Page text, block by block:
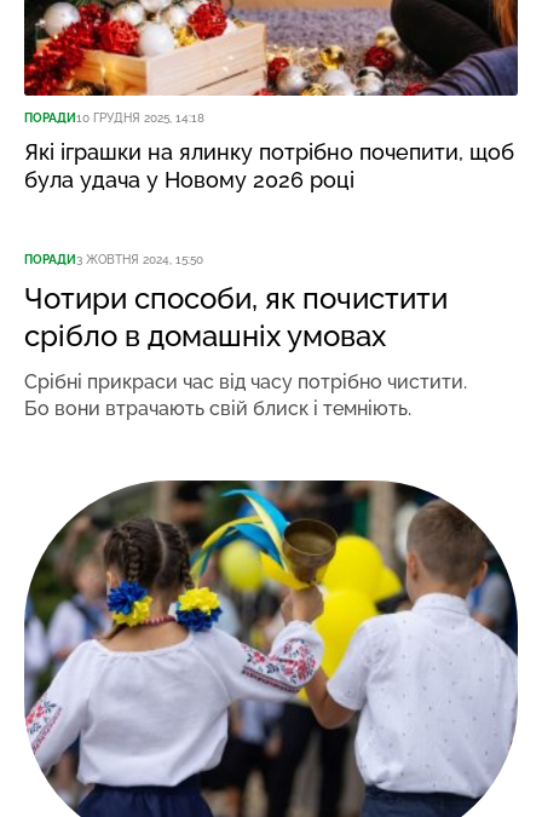
ПОРАДИ10 ГРУДНЯ 2025, 14:18
Які іграшки на ялинку потрібно почепити, щоб
була удача у Новому 2026 році
ПОРАДИ3 ЖОВТНЯ 2024, 15:50
Чотири способи, як почистити
срібло в домашніх умовах
Срібні прикраси час від часу потрібно чистити.
Бо вони втрачають свій блиск і темніють.